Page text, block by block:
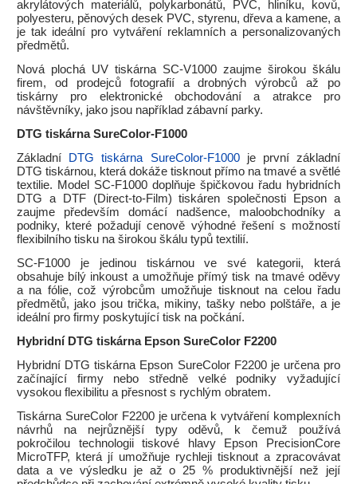
akrylátových materiálů, polykarbonátů, PVC, hliníku, kovů,
polyesteru, pěnových desek PVC, styrenu, dřeva a kamene, a
je tak ideální pro vytváření reklamních a personalizovaných
předmětů.
Nová plochá UV tiskárna SC-V1000 zaujme širokou škálu
firem, od prodejců fotografií a drobných výrobců až po
tiskárny pro elektronické obchodování a atrakce pro
návštěvníky, jako jsou například zábavní parky.
DTG tiskárna SureColor-F1000
Základní
DTG tiskárna SureColor-F1000je první základní
DTG tiskárnou, která dokáže tisknout přímo na tmavé a světlé
textilie. Model SC-F1000 doplňuje špičkovou řadu hybridních
DTG a DTF (Direct-to-Film) tiskáren společnosti Epson a
zaujme především domácí nadšence, maloobchodníky a
podniky, které požadují cenově výhodné řešení s možností
flexibilního tisku na širokou škálu typů textilií.
SC-F1000 je jedinou tiskárnou ve své kategorii, která
obsahuje bílý inkoust a umožňuje přímý tisk na tmavé oděvy
a na fólie, což výrobcům umožňuje tisknout na celou řadu
předmětů, jako jsou trička, mikiny, tašky nebo polštáře, a je
ideální pro firmy poskytující tisk na počkání.
Hybridní DTG tiskárna Epson SureColor F2200
Hybridní DTG tiskárna Epson SureColor F2200 je určena pro
začínající firmy nebo středně velké podniky vyžadující
vysokou flexibilitu a přesnost s rychlým obratem.
Tiskárna SureColor F2200 je určena k vytváření komplexních
návrhů na nejrůznější typy oděvů, k čemuž používá
pokročilou technologii tiskové hlavy Epson PrecisionCore
MicroTFP, která jí umožňuje rychleji tisknout a zpracovávat
data a ve výsledku je až o 25 % produktivnější než její